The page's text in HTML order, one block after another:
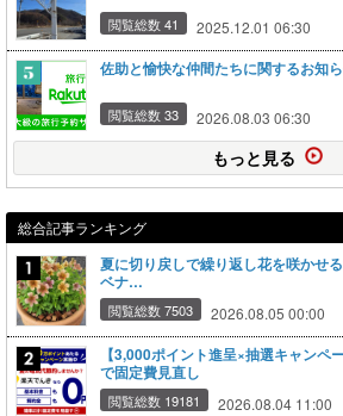
閲覧総数 41 2025.12.01 06:30
佐助と愉快な仲間たちに関するお知
閲覧総数 33 2026.08.03 06:30
もっと見る
総合記事ランキング
夏に切り戻しで繰り返し花を咲かせ
ベナ…
閲覧総数 7503 2026.08.05 00:00
【3,000ポイント進呈×抽選キャンペ
で固定費見直し
閲覧総数 19181 2026.08.04 11:00